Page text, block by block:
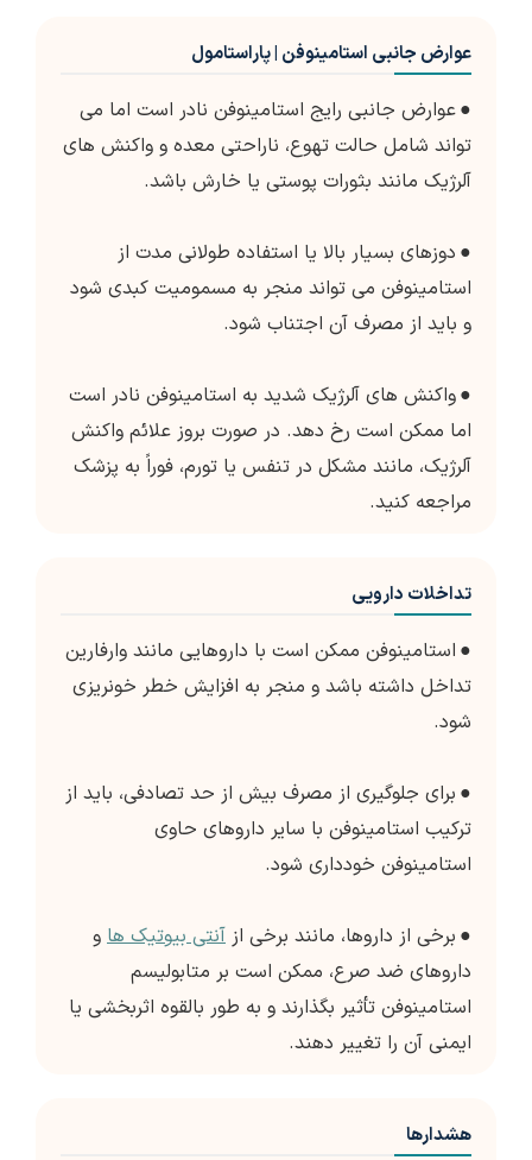
عوارض جانبی استامینوفن | پاراستامول
●عوارض جانبی رایج استامینوفن نادر است اما می
تواند شامل حالت تهوع، ناراحتی معده و واکنش های
آلرژیک مانند بثورات پوستی یا خارش باشد.
● دوزهای بسیار بالا یا استفاده طولانی مدت از
استامینوفن می تواند منجر به مسمومیت کبدی شود
و باید از مصرف آن اجتناب شود.
●واکنش های آلرژیک شدید به استامینوفن نادر است
اما ممکن است رخ دهد. در صورت بروز علائم واکنش
آلرژیک، مانند مشکل در تنفس یا تورم، فوراً به پزشک
مراجعه کنید.
تداخلات دارویی
● استامینوفن ممکن است با داروهایی مانند وارفارین
تداخل داشته باشد و منجر به افزایش خطر خونریزی
شود.
● برای جلوگیری از مصرف بیش از حد تصادفی، باید از
ترکیب استامینوفن با سایر داروهای حاوی
استامینوفن خودداری شود.
● برخی از داروها، مانند برخی از آنتی بیوتیک ها و
داروهای ضد صرع، ممکن است بر متابولیسم
استامینوفن تأثیر بگذارند و به طور بالقوه اثربخشی یا
ایمنی آن را تغییر دهند.
هشدارها